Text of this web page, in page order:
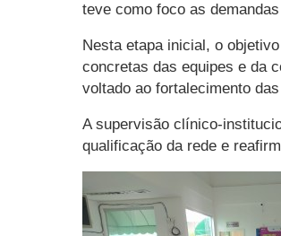
teve como foco as
Nesta etapa inicial, o
concretas das equipes e da
voltado ao fortalecimento
A supervisão clínico-
qualificação da rede e